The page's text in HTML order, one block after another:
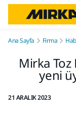
Ana Sayfa Firma
Mirka
yeni
21 ARALIK 2023